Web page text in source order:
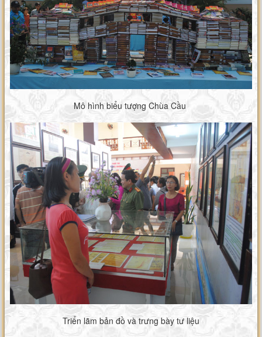
Mô hình biểu tượng Chùa Cầu
Triển lãm bản đồ và trưng bày tư liệu